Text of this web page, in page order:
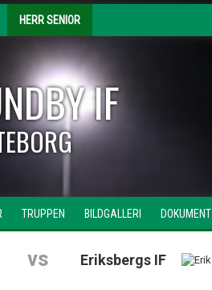
HERR SENIOR
IF
TRUPPEN BILDGALLERI DOKUMENT
vs Eriksbergs IF